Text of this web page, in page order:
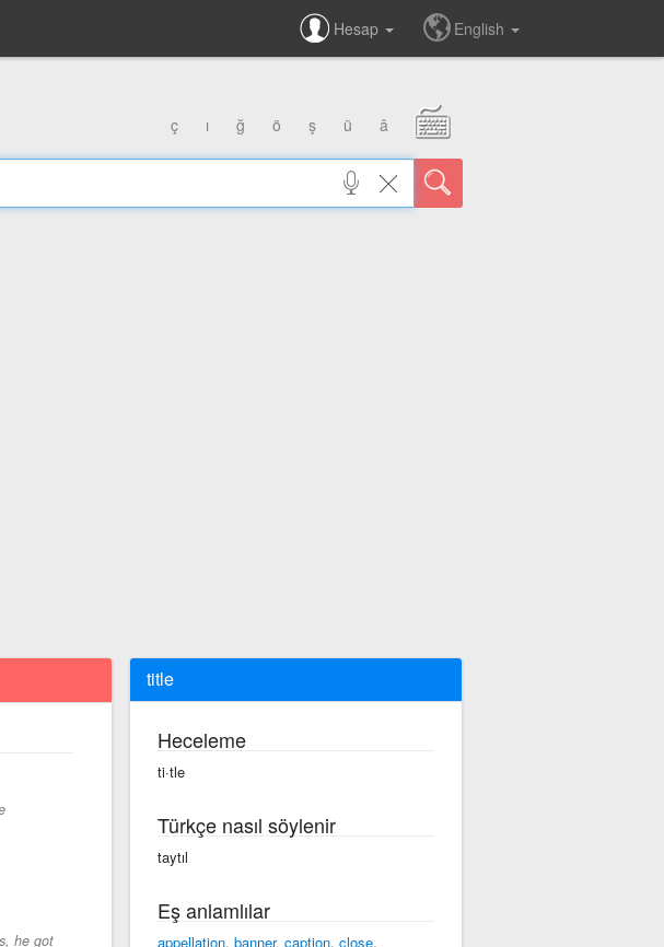
Hesap English
ç ı ğ ö ş ü â
he got
title
Heceleme
ti·tle
Türkçe nasıl söylenir
taytıl
Eş anlamlılar
appellation, banner, caption, close,